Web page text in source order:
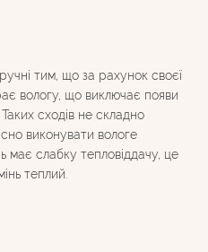
тим, що за рахунок своєї
вологу, що виключає появи
сходів не складно
виконувати вологе
має слабку тепловіддачу, це
теплий.